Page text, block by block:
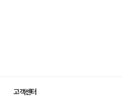
고객센터